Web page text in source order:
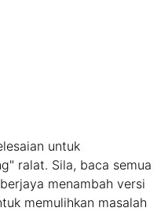
untuk
ralat. Sila, baca semua
menambah versi
memulihkan masalah